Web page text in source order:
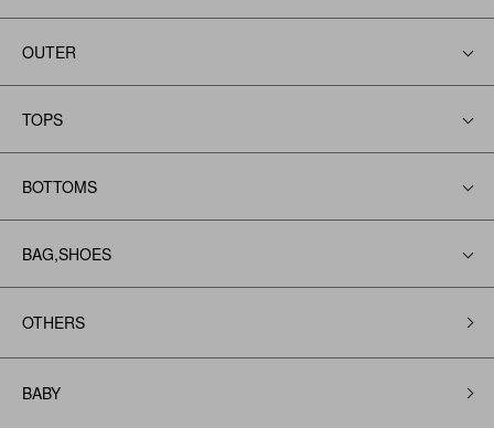
OUTER
TOPS
BOTTOMS
BAG,SHOES
OTHERS
BABY